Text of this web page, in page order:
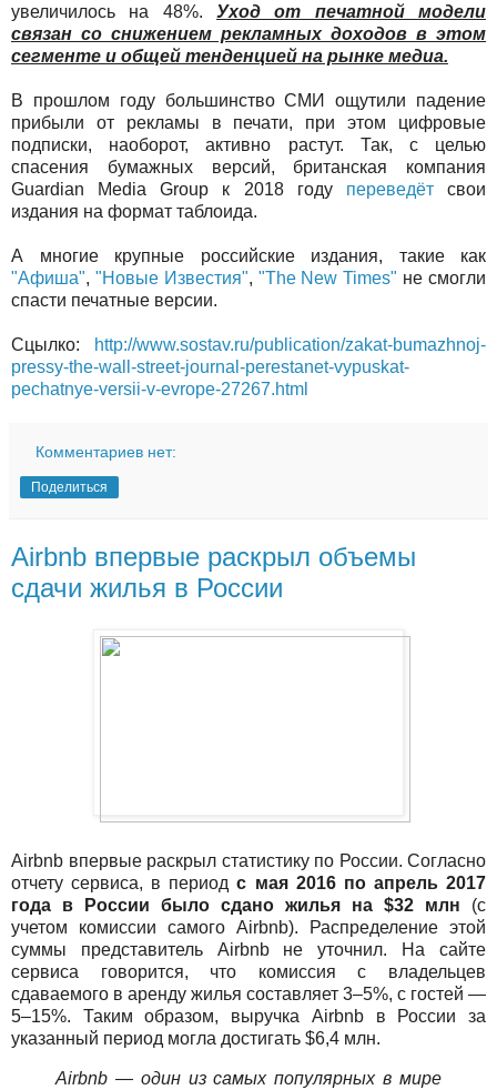
увеличилось на 48%. Уход от печатной модели
связан со снижением рекламных доходов в этом
сегменте и общей тенденцией на рынке медиа.
В прошлом году большинство СМИ ощутили падение
прибыли от рекламы в печати, при этом цифровые
подписки, наоборот, активно растут. Так, с целью
спасения бумажных версий, британская компания
Guardian Media Group к 2018 году переведётсвои
издания на формат таблоида.
А многие крупные российские издания, такие как
"Афиша", "Новые Известия", "The New Times" не смогли
спасти печатные версии.
Сцылко:
http://www.sostav.ru/publication/zakat-bumazhnoj-
pressy-the-wall-street-journal-perestanet-vypuskat-
pechatnye-versii-v-evrope-27267.html
Комментариев нет:
Поделиться
Airbnb впервые раскрыл объемы
сдачи жилья в России
Airbnb впервые раскрыл статистику по России. Согласно
отчету сервиса, в периодс мая 2016 по апрель 2017
года в России было сдано жилья на $32 млн (с
учетом комиссии самого Airbnb). Распределение этой
суммы представитель Airbnb не уточнил. На сайте
сервиса говорится, что комиссия с владельцев
сдаваемого в аренду жилья составляет 3–5%, с гостей —
5–15%. Таким образом, выручка Airbnb в России за
указанный период могла достигать $6,4 млн.
Airbnb — один из самых популярных в мире